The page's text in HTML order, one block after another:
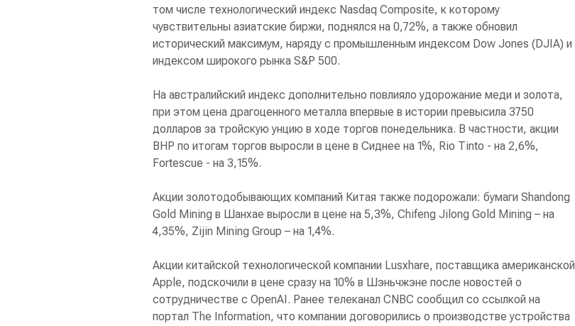
том числе технологический индекс Nasdaq Composite, к которому
чувствительны азиатские биржи, поднялся на 0,72%, а также обновил
исторический максимум, наряду с промышленным индексом Dow Jones (DJIA) и
индексом широкого рынка S&P 500.
На австралийский индекс дополнительно повлияло удорожание меди и золота,
при этом цена драгоценного металла впервые в истории превысила 3750
долларов за тройскую унцию в ходе торгов понедельника. В частности, акции
BHP по итогам торгов выросли в цене в Сиднее на 1%, Rio Tinto - на 2,6%,
Fortescue - на 3,15%.
Акции золотодобывающих компаний Китая также подорожали: бумаги Shandong
Gold Mining в Шанхае выросли в цене на 5,3%, Chifeng Jilong Gold Mining – на
4,35%, Zijin Mining Group – на 1,4%.
Акции китайской технологической компании Lusxhare, поставщика американской
Apple, подскочили в цене сразу на 10% в Шэньчжэне после новостей о
сотрудничестве с OpenAI. Ранее телеканал CNBC сообщил со ссылкой на
портал The Information, что компании договорились о производстве устройства